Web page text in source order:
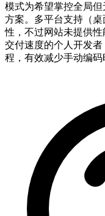
模式为希望掌控全局
方案。多平台支持（
性，不过网站未提供
交付速度的个人开发
程，有效减少手动编码